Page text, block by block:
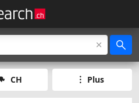
CH Plus